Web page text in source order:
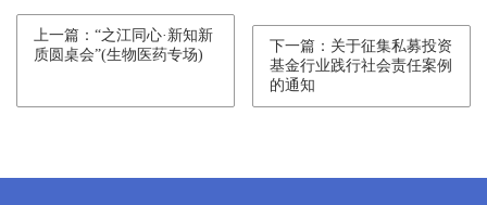
上一篇：“之江同心·新知新
质圆桌会”(生物医药专场)
下一篇：关于征集私募投资
基金行业践行社会责任案例
的通知